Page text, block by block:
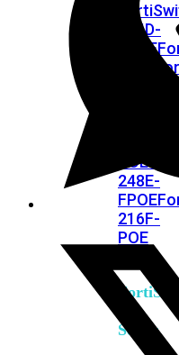
224D-
FPOE
POE
248E-
FPOE
216F-
POE
400
Series